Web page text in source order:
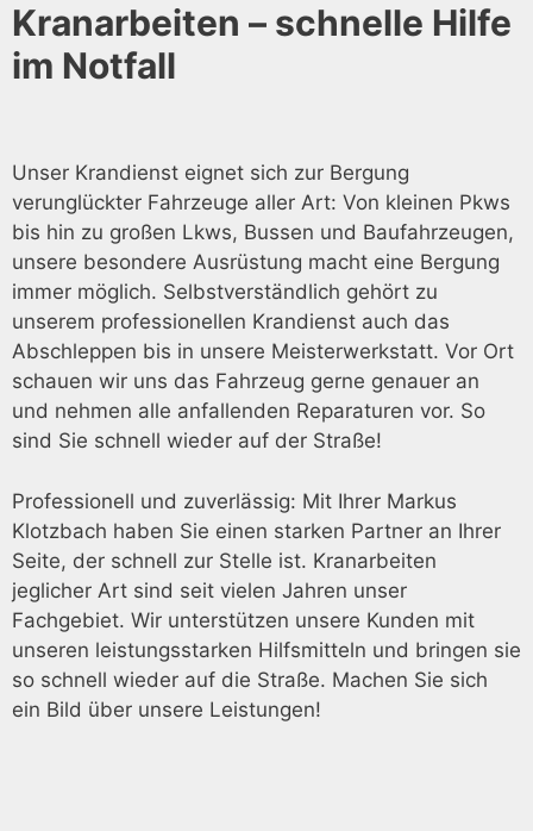
Kranarbeiten – schnelle Hilfe
im Notfall
Unser Krandienst eignet sich zur Bergung
verunglückter Fahrzeuge aller Art: Von kleinen Pkws
bis hin zu großen Lkws, Bussen und Baufahrzeugen,
unsere besondere Ausrüstung macht eine Bergung
immer möglich. Selbstverständlich gehört zu
unserem professionellen Krandienst auch das
Abschleppen bis in unsere Meisterwerkstatt. Vor Ort
schauen wir uns das Fahrzeug gerne genauer an
und nehmen alle anfallenden Reparaturen vor. So
sind Sie schnell wieder auf der Straße!
Professionell und zuverlässig: Mit Ihrer Markus
Klotzbach haben Sie einen starken Partner an Ihrer
Seite, der schnell zur Stelle ist. Kranarbeiten
jeglicher Art sind seit vielen Jahren unser
Fachgebiet. Wir unterstützen unsere Kunden mit
unseren leistungsstarken Hilfsmitteln und bringen sie
so schnell wieder auf die Straße. Machen Sie sich
ein Bild über unsere Leistungen!